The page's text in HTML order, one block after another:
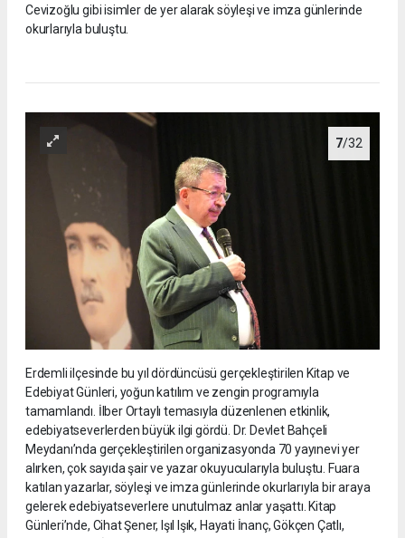
Cevizoğlu gibi isimler de yer alarak söyleşi ve imza günlerinde
okurlarıyla buluştu.
7/32
Erdemli ilçesinde bu yıl dördüncüsü gerçekleştirilen Kitap ve
Edebiyat Günleri, yoğun katılım ve zengin programıyla
tamamlandı. İlber Ortaylı temasıyla düzenlenen etkinlik,
edebiyatseverlerden büyük ilgi gördü. Dr. Devlet Bahçeli
Meydanı’nda gerçekleştirilen organizasyonda 70 yayınevi yer
alırken, çok sayıda şair ve yazar okuyucularıyla buluştu. Fuara
katılan yazarlar, söyleşi ve imza günlerinde okurlarıyla bir araya
gelerek edebiyatseverlere unutulmaz anlar yaşattı. Kitap
Günleri’nde, Cihat Şener, Işıl Işık, Hayati İnanç, Gökçen Çatlı,